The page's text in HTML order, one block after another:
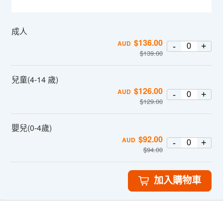
成人
AUD $136.00
$139.00
- +
兒童(4-14 歲)
AUD $126.00
$129.00
- +
嬰兒(0-4歲)
AUD $92.00
$94.00
- +
加入購物車